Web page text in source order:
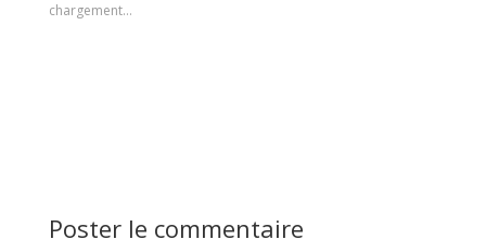
chargement…
Poster le commentaire